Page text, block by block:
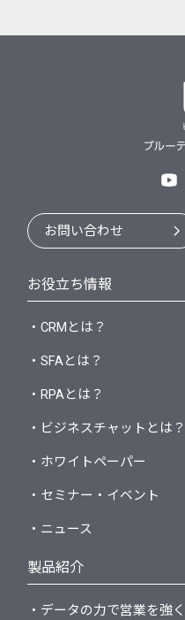
お問い合わせ
お役立ち情報
・CRMとは？
・SFAとは？
・RPAとは？
・ビジネスチャットとは？
・ホワイトペーパー
・セミナー・イベント
・ニュース
製品紹介
・データの力で営業を強